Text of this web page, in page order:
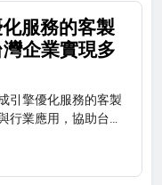
服務的客製
企業實現多
引擎優化服務的客製
業應用，協助台灣